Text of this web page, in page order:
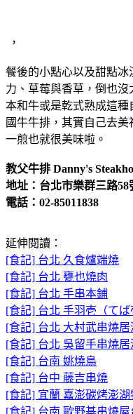
，
餐後的小點心以及甜點
力、草莓與香草，倒也沒
本和牛或是乾式熟成這
國牛牛排，其實自己去
一煎也就很美味啦。
教父牛排 Danny's
地址：台北市樂群三路58
電話：02-85011838
延伸閱讀：
[食記] 台北 久食爐端燒
[食記] 台北 甕也燒肉
[食記] 台北 手串本鋪
[食記] 台北 手羽壱（てば
[食記] 台北 大村武串燒居
[食記] 台北 吳留手串燒居
[食記] 台南 姚燒鳥
[食記] 台中 藤吉串燒
[食記] 宜蘭 嘉澎碳烤澎湖
[食記] 台南 歐野基串燒屋